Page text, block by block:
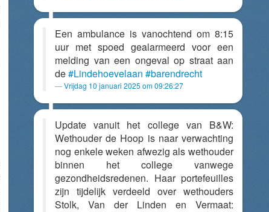
Een ambulance is vanochtend om 8:15
uur met spoed gealarmeerd voor een
melding van een ongeval op straat aan
de#Lindehoevelaan #barendrecht
Vrijdag 10 januari 2025 om 09:26:27
Update vanuit het college van B&W:
Wethouder de Hoop is naar verwachting
nog enkele weken afwezig als wethouder
binnen het college vanwege
gezondheidsredenen. Haar portefeuilles
zijn tijdelijk verdeeld over wethouders
Stolk, Van der Linden en Vermaat: